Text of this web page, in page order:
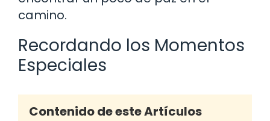
camino.
Recordando los Momentos
Especiales
Contenido de este Artículos